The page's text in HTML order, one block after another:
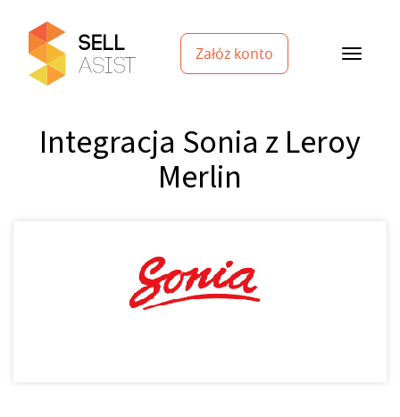
Załóż konto
Integracja Sonia z Leroy
Merlin